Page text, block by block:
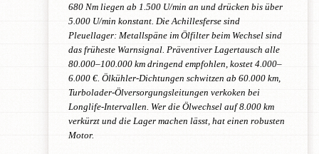
680 Nm liegen ab 1.500 U/min an und drücken bis über
5.000 U/min konstant. Die Achillesferse sind
Pleuellager: Metallspäne im Ölfilter beim Wechsel sind
das früheste Warnsignal. Präventiver Lagertausch alle
80.000–100.000 km dringend empfohlen, kostet 4.000–
6.000 €. Ölkühler-Dichtungen schwitzen ab 60.000 km,
Turbolader-Ölversorgungsleitungen verkoken bei
Longlife-Intervallen. Wer die Ölwechsel auf 8.000 km
verkürzt und die Lager machen lässt, hat einen robusten
Motor.